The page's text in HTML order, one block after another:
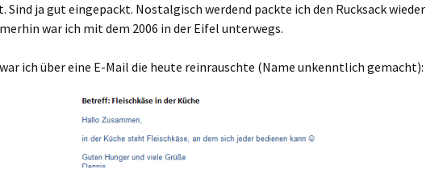
Sind ja gut eingepackt. Nostalgisch werdend packte ich den Rucksack wieder
war ich mit dem 2006 in der Eifel unterwegs.
ich über eine E-Mail die heute reinrauschte (Name unkenntlich gemacht):